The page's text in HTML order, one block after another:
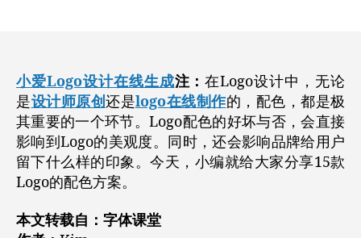
小爱Logo设计在线生成注：在Logo设计中，无论
是设计师原创还是logo在线制作的，配色，都是极
其重要的一个环节。Logo配色的好坏与否，会直接
影响到Logo的美观度。同时，还会影响品牌给用户
留下什么样的印象。今天，小编就给大家分享15款
Logo的配色方案。
本文转载自：字体课堂